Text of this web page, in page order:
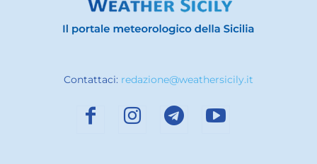
Contattaci: redazione@weathersicily.it